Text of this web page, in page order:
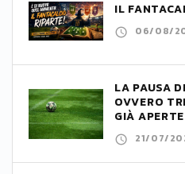
IL
06/08/
LA PAUSA
OVVERO
GIÀ APERTE
21/07/